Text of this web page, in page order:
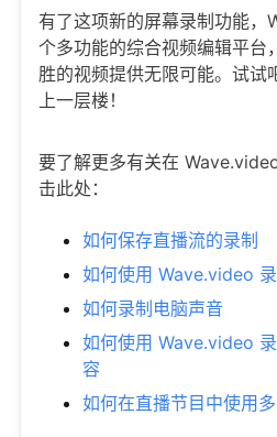
有了这项新的屏幕录制功能
个多功能的综合视频编辑平台
胜的视频提供无限可能。试试
上一层楼！
要了解更多有关在
击此处：
如何保存直播流的录制
如何使用 Wave.video
如何录制电脑声音
如何使用 Wave.video
容
如何在直播节目中使用